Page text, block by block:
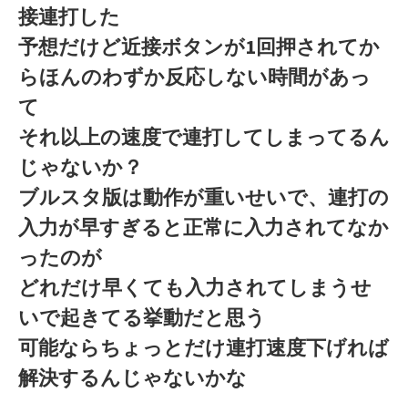
接連打した
予想だけど近接ボタンが1回押されてか
らほんのわずか反応しない時間があっ
て
それ以上の速度で連打してしまってるん
じゃないか？
ブルスタ版は動作が重いせいで、連打の
入力が早すぎると正常に入力されてなか
ったのが
どれだけ早くても入力されてしまうせ
いで起きてる挙動だと思う
可能ならちょっとだけ連打速度下げれば
解決するんじゃないかな